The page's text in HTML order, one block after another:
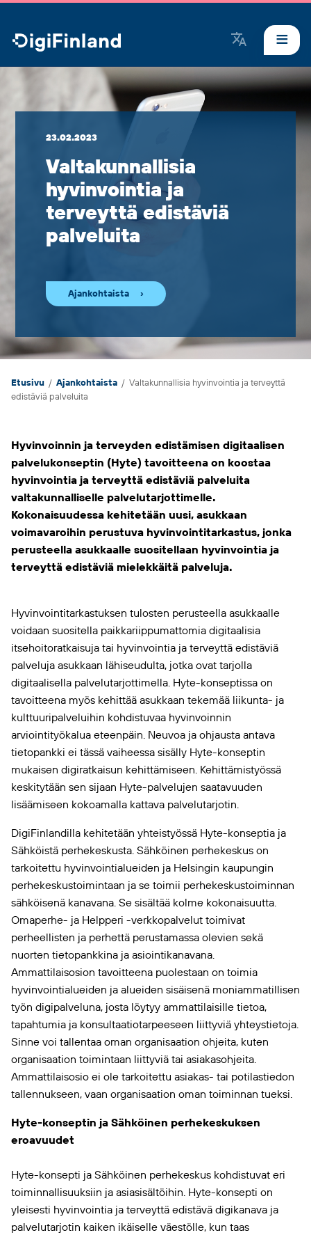
DigiFinland
23.02.2023
Valtakunnallisia
hyvinvointia ja
terveyttä edistäviä
palveluita
Ajankohtaista
Etusivu / Ajankohtaista / Valtakunnallisia hyvinvointia ja terveyttä
edistäviä palveluita
Hyvinvoinnin ja terveyden edistämisen digitaalisen
palvelukonseptin (Hyte) tavoitteena on koostaa
hyvinvointia ja terveyttä edistäviä palveluita
valtakunnalliselle palvelutarjottimelle.
Kokonaisuudessa kehitetään uusi, asukkaan
voimavaroihin perustuva hyvinvointitarkastus, jonka
perusteella asukkaalle suositellaan hyvinvointia ja
terveyttä edistäviä mielekkäitä palveluja.
Hyvinvointitarkastuksen tulosten perusteella asukkaalle
voidaan suositella paikkariippumattomia digitaalisia
itsehoitoratkaisuja tai hyvinvointia ja terveyttä edistäviä
palveluja asukkaan lähiseudulta, jotka ovat tarjolla
digitaalisella palvelutarjottimella. Hyte-konseptissa on
tavoitteena myös kehittää asukkaan tekemää liikunta- ja
kulttuuripalveluihin kohdistuvaa hyvinvoinnin
arviointityökalua eteenpäin. Neuvoa ja ohjausta antava
tietopankki ei tässä vaiheessa sisälly Hyte-konseptin
mukaisen digiratkaisun kehittämiseen. Kehittämistyössä
keskitytään sen sijaan Hyte-palvelujen saatavuuden
lisäämiseen kokoamalla kattava palvelutarjotin.
DigiFinlandilla kehitetään yhteistyössä Hyte-konseptia ja
Sähköistä perhekeskusta. Sähköinen perhekeskus on
tarkoitettu hyvinvointialueiden ja Helsingin kaupungin
perhekeskustoimintaan ja se toimii perhekeskustoiminnan
sähköisenä kanavana. Se sisältää kolme kokonaisuutta.
Omaperhe- ja Helpperi -verkkopalvelut toimivat
perheellisten ja perhettä perustamassa olevien sekä
nuorten tietopankkina ja asiointikanavana.
Ammattilaisosion tavoitteena puolestaan on toimia
hyvinvointialueiden ja alueiden sisäisenä moniammatillisen
työn digipalveluna, josta löytyy ammattilaisille tietoa,
tapahtumia ja konsultaatiotarpeeseen liittyviä yhteystietoja.
Sinne voi tallentaa oman organisaation ohjeita, kuten
organisaation toimintaan liittyviä tai asiakasohjeita.
Ammattilaisosio ei ole tarkoitettu asiakas- tai potilastiedon
tallennukseen, vaan organisaation oman toiminnan tueksi.
Hyte-konseptin ja Sähköinen perhekeskuksen
eroavuudet
Hyte-konsepti ja Sähköinen perhekeskus kohdistuvat eri
toiminnallisuuksiin ja asiasisältöihin. Hyte-konsepti on
yleisesti hyvinvointia ja terveyttä edistävä digikanava ja
palvelutarjotin kaiken ikäiselle väestölle, kun taas